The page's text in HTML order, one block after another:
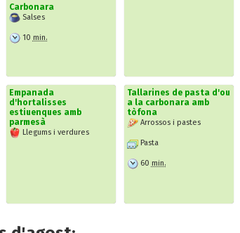
Carbonara
Salses
10 min.
Empanada
d'hortalisses
estiuenques amb
parmesà
Llegums i verdures
Tallarines de pasta d'ou
a la carbonara amb
tòfona
Arrossos i pastes
Pasta
60 min.